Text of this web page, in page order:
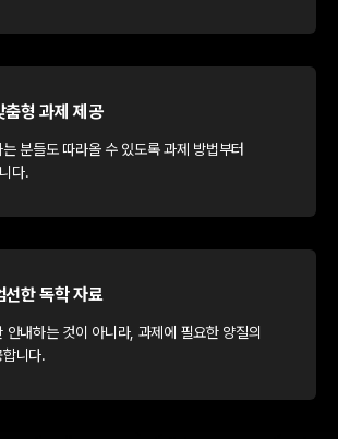
춤형 과제 제공
분들도 따라올 수 있도록 과제 방법부터
다.
선한 독학 자료
안내하는 것이 아니라, 과제에 필요한 양질의
니다.